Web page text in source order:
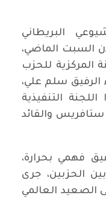
البريطاني
السبت الماضي،
المركزية للحزب
الرفيق سلم علي،
التنفيذية
والقائد
فهمي بحرارة،
الحزبين، جرى
الصعيد العالمي